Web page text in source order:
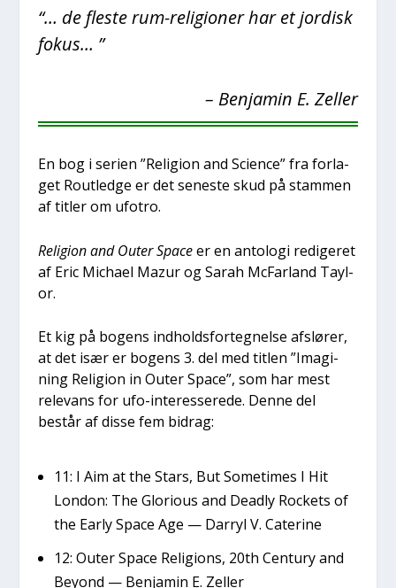
“… de fle­ste rum-reli­gio­ner har et jor­disk
fokus… ”
– Benja­min E. Zel­ler
En bog i seri­en ”Reli­gion and Sci­en­ce” fra for­la­
get Rout­led­ge er det sene­ste skud på stam­men
af tit­ler om ufo­tro.
Reli­gion and Outer Spa­ceer en anto­lo­gi redi­ge­ret
af Eric Micha­el Mazur og Sarah McFar­land Tay­l­
or.
Et kig på bogens ind­holds­for­teg­nel­se afslø­rer,
at det især er bogens 3. del med tit­len ”Imag­i­
ning Reli­gion in Outer Spa­ce”, som har mest
rele­vans for ufo-inter­es­se­re­de. Den­ne del
består af dis­se fem bidrag:
11: I Aim at the Stars, But Some­ti­mes I Hit
Lon­don: The Glo­rious and Dead­ly Rock­ets of
the Ear­ly Spa­ce Age — Dar­ryl V. Cate­ri­ne
12: Outer Spa­ce Reli­gions, 20th Cen­tury and
Bey­ond — Benja­min E. Zel­ler